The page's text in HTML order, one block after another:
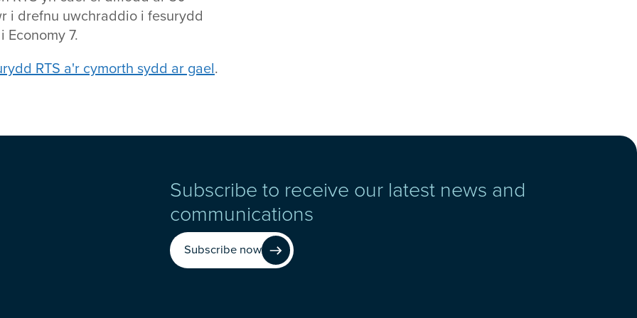
i drefnu uwchraddio i fesurydd
7.
RTS a'r cymorth sydd ar gael.
Subscribe to receive our latest news and
communications
Subscribe now